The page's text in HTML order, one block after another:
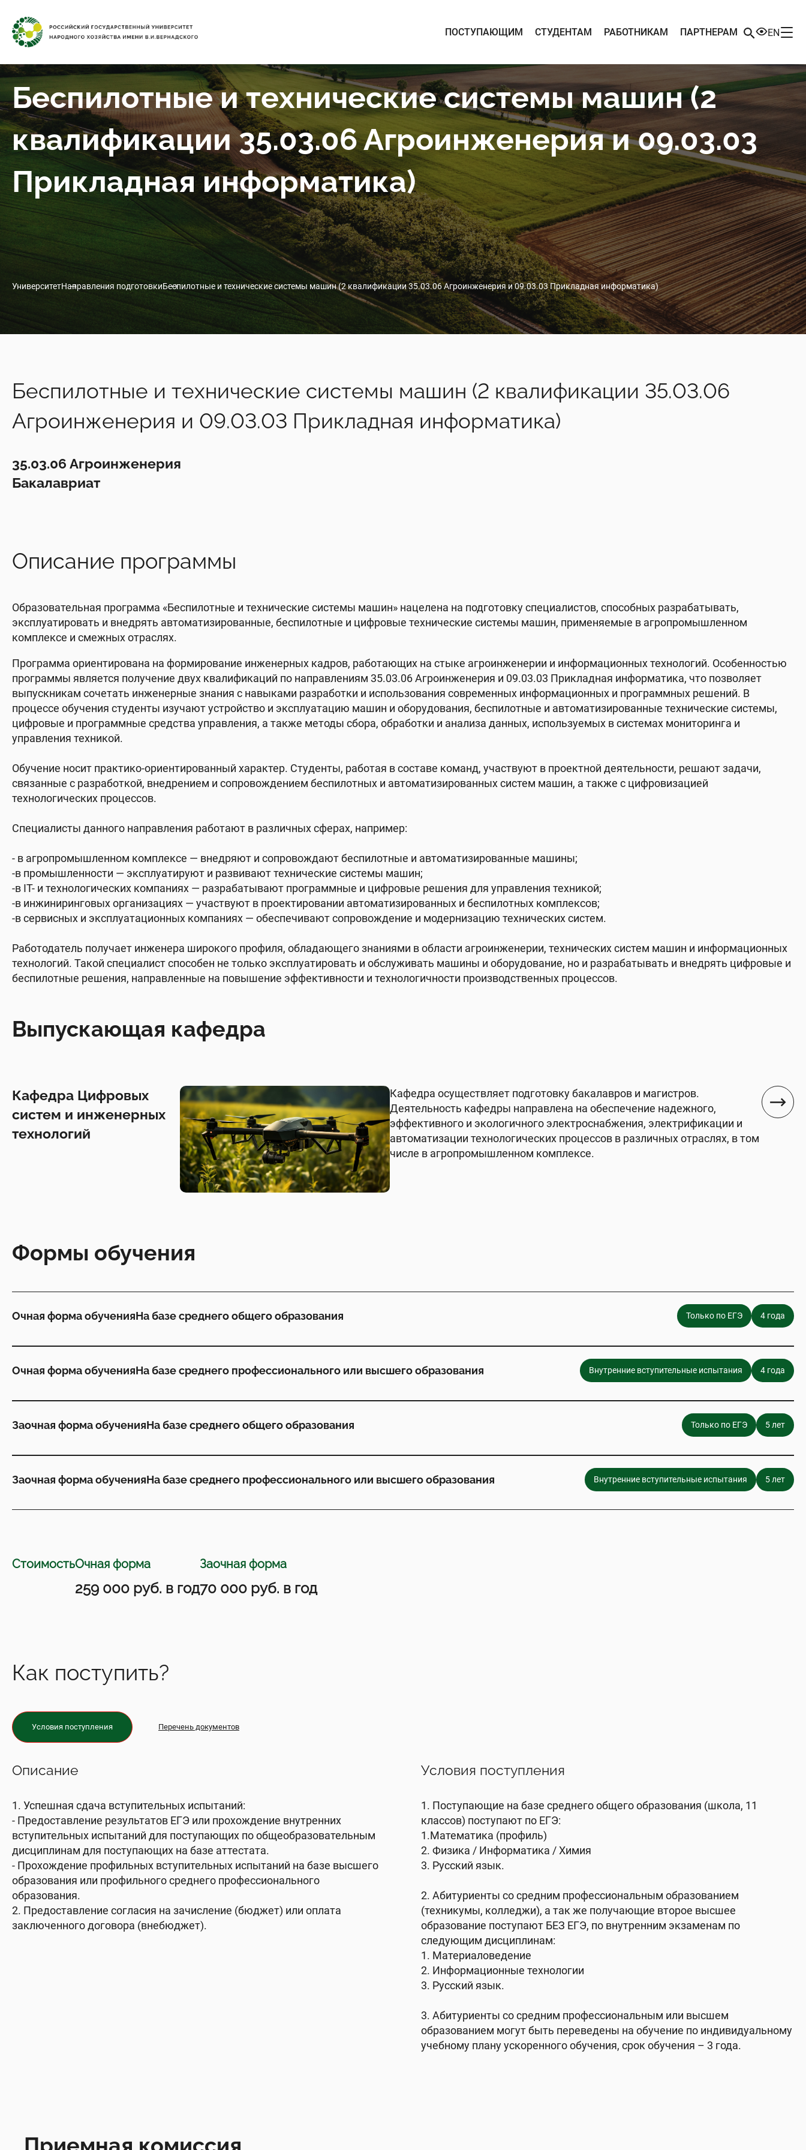
ПОСТУПАЮЩИМ СТУДЕНТАМ РАБОТНИКАМ ПАРТНЕРАМ EN
Беспилотные и технические системы машин (2
квалификации 35.03.06 Агроинженерия и 09.03.03
Прикладная информатика)
УниверситетНаправления подготовкиБеспилотные и технические системы машин (2 квалификации 35.03.06 Агроинженерия и 09.03.03 Прикладная информатика)
Беспилотные и технические системы машин (2 квалификации 35.03.06
Агроинженерия и 09.03.03 Прикладная информатика)
35.03.06 Агроинженерия
Бакалавриат
Описание программы
Образовательная программа «Беспилотные и технические системы машин» нацелена на подготовку специалистов, способных разрабатывать,
эксплуатировать и внедрять автоматизированные, беспилотные и цифровые технические системы машин, применяемые в агропромышленном
комплексе и смежных отраслях.
Программа ориентирована на формирование инженерных кадров, работающих на стыке агроинженерии и информационных технологий. Особенностью
программы является получение двух квалификаций по направлениям 35.03.06 Агроинженерия и 09.03.03 Прикладная информатика, что позволяет
выпускникам сочетать инженерные знания с навыками разработки и использования современных информационных и программных решений. В
процессе обучения студенты изучают устройство и эксплуатацию машин и оборудования, беспилотные и автоматизированные технические системы,
цифровые и программные средства управления, а также методы сбора, обработки и анализа данных, используемых в системах мониторинга и
управления техникой.
Обучение носит практико-ориентированный характер. Студенты, работая в составе команд, участвуют в проектной деятельности, решают задачи,
связанные с разработкой, внедрением и сопровождением беспилотных и автоматизированных систем машин, а также с цифровизацией
технологических процессов.
Специалисты данного направления работают в различных сферах, например:
- в агропромышленном комплексе — внедряют и сопровождают беспилотные и автоматизированные машины;
-в промышленности — эксплуатируют и развивают технические системы машин;
-в IT- и технологических компаниях — разрабатывают программные и цифровые решения для управления техникой;
-в инжиниринговых организациях — участвуют в проектировании автоматизированных и беспилотных комплексов;
-в сервисных и эксплуатационных компаниях — обеспечивают сопровождение и модернизацию технических систем.
Работодатель получает инженера широкого профиля, обладающего знаниями в области агроинженерии, технических систем машин и информационных
технологий. Такой специалист способен не только эксплуатировать и обслуживать машины и оборудование, но и разрабатывать и внедрять цифровые и
беспилотные решения, направленные на повышение эффективности и технологичности производственных процессов.
Выпускающая кафедра
Кафедра Цифровых
систем и инженерных
технологий
Кафедра осуществляет подготовку бакалавров и магистров.
Деятельность кафедры направлена на обеспечение надежного,
эффективного и экологичного электроснабжения, электрификации и
автоматизации технологических процессов в различных отраслях, в том
числе в агропромышленном комплексе.
Формы обучения
Очная форма обученияНа базе среднего общего образования Только по ЕГЭ 4 года
Очная форма обученияНа базе среднего профессионального или высшего образования Внутренние вступительные испытания 4 года
Заочная форма обученияНа базе среднего общего образования Только по ЕГЭ 5 лет
Заочная форма обученияНа базе среднего профессионального или высшего образования Внутренние вступительные испытания 5 лет
СтоимостьОчная форма
259 000 руб. в год
Заочная форма
70 000 руб. в год
Как поступить?
Условия поступления Перечень документов
Описание
1. Успешная сдача вступительных испытаний:
- Предоставление результатов ЕГЭ или прохождение внутренних
вступительных испытаний для поступающих по общеобразовательным
дисциплинам для поступающих на базе аттестата.
- Прохождение профильных вступительных испытаний на базе высшего
образования или профильного среднего профессионального
образования.
2. Предоставление согласия на зачисление (бюджет) или оплата
заключенного договора (внебюджет).
Условия поступления
1. Поступающие на базе среднего общего образования (школа, 11
классов) поступают по ЕГЭ:
1.Математика (профиль)
2. Физика / Информатика / Химия
3. Русский язык.
2. Абитуриенты со средним профессиональным образованием
(техникумы, колледжи), а так же получающие второе высшее
образование поступают БЕЗ ЕГЭ, по внутренним экзаменам по
следующим дисциплинам:
1. Материаловедение
2. Информационные технологии
3. Русский язык.
3. Абитуриенты со средним профессиональным или высшем
образованием могут быть переведены на обучение по индивидуальному
учебному плану ускоренного обучения, срок обучения – 3 года.